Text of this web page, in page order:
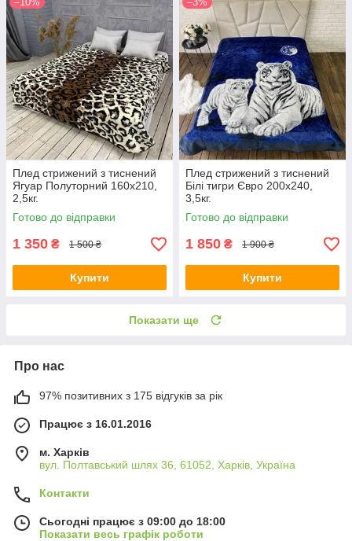
Плед стрижений з тиснений
Ягуар Полуторний 160х210,
2,5кг.
Готово до відправки
1 350 ₴ 1 500 ₴
Купити
Плед стрижений з тиснений
Білі тигри Євро 200х240,
3,5кг.
Готово до відправки
1 850 ₴ 1 900 ₴
Купити
Показати ще
Про нас
97% позитивних з 175 відгуків за рік
Працює з 16.01.2016
м. Харків
вул. Полтавський шлях 36, 61052, Харків, Україна
Контакти
Сьогодні працює з 09:00 до 18:00
Показати весь графік роботи